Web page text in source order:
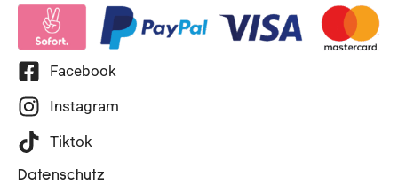
Facebook
Instagram
Tiktok
Datenschutz